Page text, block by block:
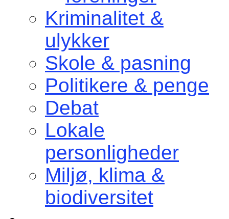
Kriminalitet &
ulykker
Skole & pasning
Politikere & penge
Debat
Lokale
personligheder
Miljø, klima &
biodiversitet